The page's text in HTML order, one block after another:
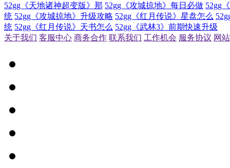
52gg《天地诸神超变版》那 52gg《攻城掠地》每日必做 52gg
统 52gg《攻城掠地》升级攻略 52gg《红月传说》星盘怎么
统 52gg《红月传说》天书怎么 52gg《武林3》前期快速升级
关于我们 客服中心 商务合作 联系我们 工作机会 服务协议 网